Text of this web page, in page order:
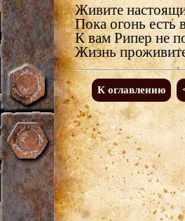
Живите
Пока огонь есть
К вам Рипер не
Жизнь
К оглавлению